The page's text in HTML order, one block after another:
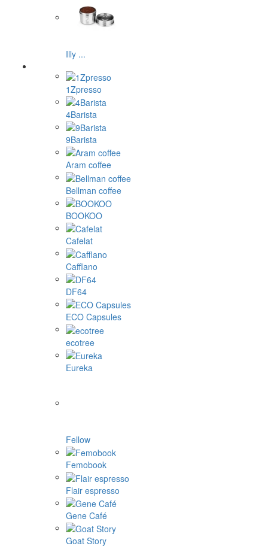
Illy ...
1Zpresso
4Barista
9Barista
Aram coffee
Bellman coffee
BOOKOO
Cafelat
Cafflano
DF64
ECO Capsules
ecotree
Eureka
Fellow
Femobook
Flair espresso
Gene Café
Goat Story